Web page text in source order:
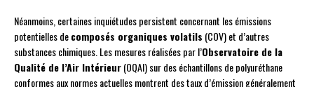
Néanmoins, certaines inquiétudes persistent concernant les émissions
potentielles decomposés organiques volatils (COV) et d’autres
substances chimiques. Les mesures réalisées par l’Observatoire de la
Qualité de l’Air Intérieur(OQAI) sur des échantillons de polyuréthane
conformes aux normes actuelles montrent des taux d’émission généralement